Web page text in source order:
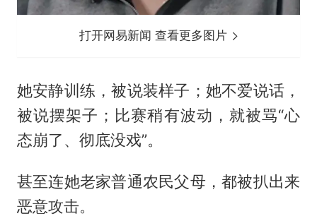
打开网易新闻 查看更多图片
她安静训练，被说装样子；她不爱说话，
被说摆架子；比赛稍有波动，就被骂“心
态崩了、彻底没戏”。
甚至连她老家普通农民父母，都被扒出来
恶意攻击。